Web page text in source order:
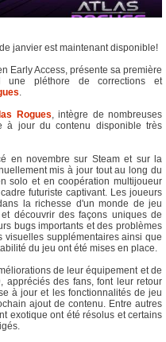
janvier est maintenant disponible!
Early Access, présente sa première
pléthore de corrections et
.
Rogues, intègre de nombreuses
à jour du contenu disponible très
en novembre sur Steam et sur la
mis à jour tout au long du
solo et en coopération multijoueur
futuriste captivant. Les joueurs
la richesse d'un monde de jeu
découvrir des façons uniques de
bugs importants et des problèmes
visuelles supplémentaires ainsi que
du jeu ont été mises en place.
de leur équipement et de
appréciés des fans, font leur retour
à jour et les fonctionnalités de jeu
ajout de contenu. Entre autres
exotique ont été résolus et certains